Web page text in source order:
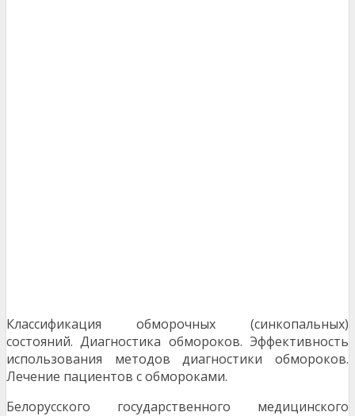
Классификация обморочных (синкопальных)
состояний. Диагностика обмороков. Эффективность
использования методов диагностики обмороков.
Лечение пациентов с обмороками.
Белорусского государственного медицинского